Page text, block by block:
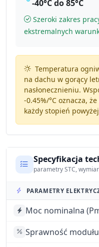
-40°C do 85°C
Szeroki zakres
ekstremalnych
Temperatura
na dachu w gorący
nasłonecznieniu.
-0.45%/°Coznacza, że
każdy stopień powyżej
Specyfikacja
parametry STC,
PARAMETRY
Moc nominalna
Sprawność modułu